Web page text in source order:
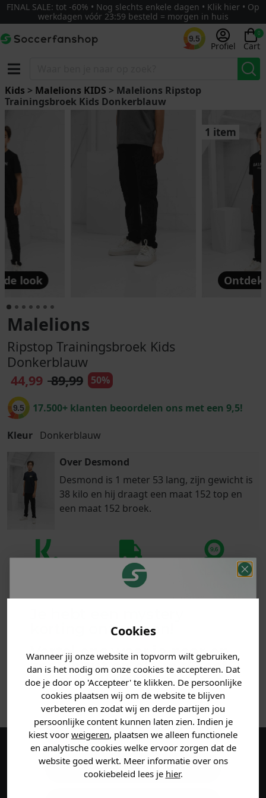
Cookies
Wanneer jij onze website in topvorm wilt gebruiken,
dan is het nodig om onze cookies te accepteren. Dat
doe je door op 'Accepteer' te klikken. De persoonlijke
cookies plaatsen wij om de website te blijven
verbeteren en zodat wij en derde partijen jou
persoonlijke content kunnen laten zien. Indien je
kiest voor weigeren, plaatsen we alleen functionele
en analytische cookies welke ervoor zorgen dat de
website goed werkt. Meer informatie over ons
cookiebeleid lees je hier.
FINAL SALE: tot -60% • Nog slechts enkele dagen • Klik hier • Op
werkdagen vóór 23:59 besteld = morgen in huis
9.5
Profiel
0
Cart
Kids > Malelions KIDS > Malelions Ripstop
Trainingsbroek Kids Donkerblauw
de look
1 item
Malelions
Ripstop Trainingsbroek Kids
Donkerblauw
44,99 89,99 50%
9.5 17.500+ klanten beoordelen ons met een 9,5!
Kleur Donkerblauw
Over Desmond
Desmond is 1 meter 53 lang, zijn gewicht is
38 kilo en hij draagt een maat 152 top en
een maat 152 broek.
Voor 23:59 besteld
is morgen in huis!*
met een 9,6!
PRODUCTINFORMATIE
MATERIAAL & WASVOORSCHRIFT
ANDERE BESTELDEN OOK
Maak een account aan en ontvang 5%
korting op je eerste bestelling!
korting ontvangen!
Vertel ons waar je naar op
zoek bent en claim direct
jouwkorting.
Heren kleding
Dames kleding